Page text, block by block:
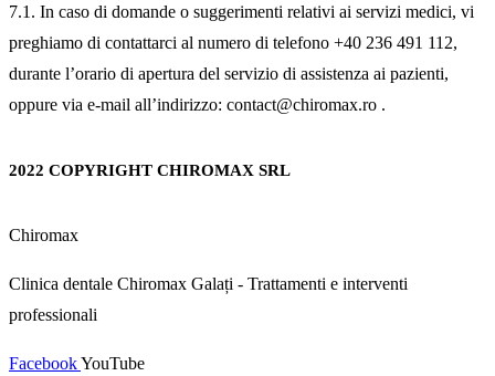
7.1. In caso di domande o suggerimenti relativi ai servizi medici, vi
preghiamo di contattarci al numero di telefono +40 236 491 112,
durante l’orario di apertura del servizio di assistenza ai pazienti,
oppure via e-mail all’indirizzo: contact@chiromax.ro .
2022 COPYRIGHT CHIROMAX SRL
Chiromax
Clinica dentale Chiromax Galați - Trattamenti e interventi
professionali
FacebookYouTube